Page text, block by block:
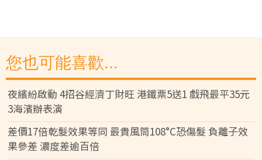
您也可能喜歡...
夜繽紛啟動 4招谷經濟丁財旺 港鐵票5送1 戲飛最平35元
3海濱辦表演
差價17倍乾髮效果等同 最貴風筒108°C恐傷髮 負離子效
果參差 濃度差逾百倍